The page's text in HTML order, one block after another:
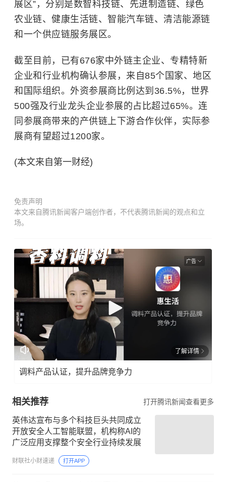
展区”，分别是数智科技链、先进制造链、绿色
农业链、健康生活链、智能汽车链、清洁能源链
和一个供应链服务展区。
截至目前，已有676家中外链主企业、专精特新
企业和行业机构确认参展，来自85个国家、地区
和 国际组织。外资参展商比例达到36.5%，世界
500强及行业龙头企业参展的占比超过65%。连
同参展商带来的产供链上下游合作伙伴，实际参
展商有望超过1200家。
(本文来自第一财经)
免责声明
本文来自腾讯新闻客户端创作者，不代表腾讯新闻的观点和立
场。
广告
了解详情
调料产品认证，提升品牌竞争力
相关推荐 打开腾讯新闻查看更多
英伟达宣布与多个科技巨头共同成立
开放安全人工智能联盟，机构称AI的
广泛应用支撑整个安全行业持续发展
财联社小财速递 打开APP